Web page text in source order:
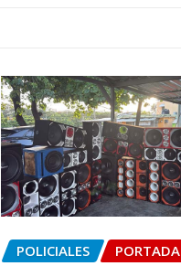
POLICIALES PORTADA